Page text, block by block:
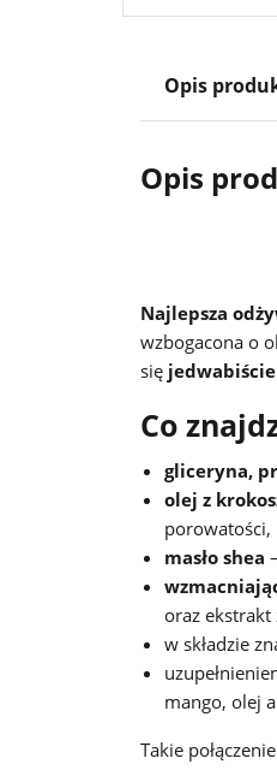
Opis
Opis
Najlepsza
wzbogacona o
się
Co
gliceryna,
olej z
porowatości,
masło shea
oraz ekstrakt
w składzie
mango, olej
Takie